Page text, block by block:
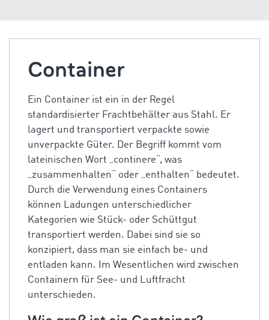
Container
Ein Container ist ein in der Regel
standardisierter Frachtbehälter aus Stahl. Er
lagert und transportiert verpackte sowie
unverpackte Güter. Der Begriff kommt vom
lateinischen Wort „continere“, was
„zusammenhalten“ oder „enthalten“ bedeutet.
Durch die Verwendung eines Containers
können Ladungen unterschiedlicher
Kategorien wie Stück- oder Schüttgut
transportiert werden. Dabei sind sie so
konzipiert, dass man sie einfach be- und
entladen kann. Im Wesentlichen wird zwischen
Containern für See- und Luftfracht
unterschieden.